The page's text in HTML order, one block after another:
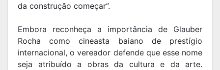
da construção começar”.
Embora reconheça a importância de Glauber
Rocha como cineasta baiano de prestígio
internacional, o vereador defende que esse nome
seja atribuído a obras da cultura e da arte.